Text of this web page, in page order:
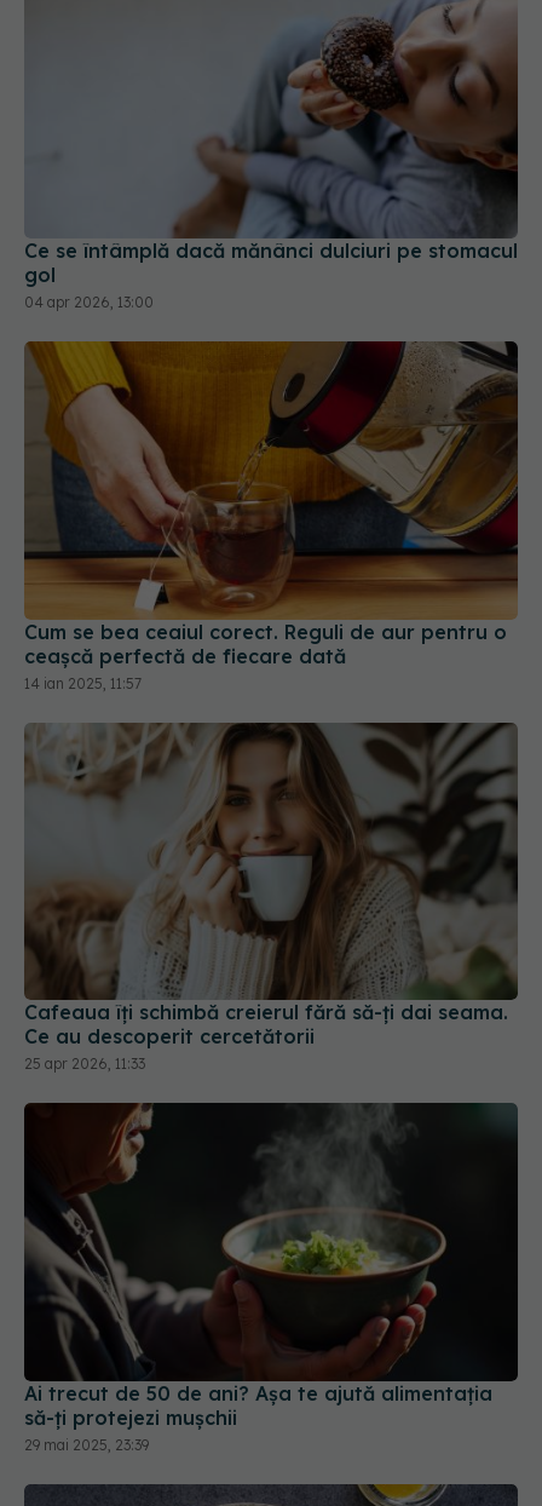
Ce se întâmplă dacă mănânci dulciuri pe stomacul
Cum se bea ceaiul corect. Reguli de aur pentru o
ceașcă perfectă de fiecare dată
14 ian 2025, 11:57
Cafeaua îți schimbă creierul fără să-ți dai seama.
Ce au descoperit cercetătorii
25 apr 2026, 11:33
Ai trecut de 50 de ani? Așa te ajută alimentația
să-ți protejezi mușchii
29 mai 2025, 23:39